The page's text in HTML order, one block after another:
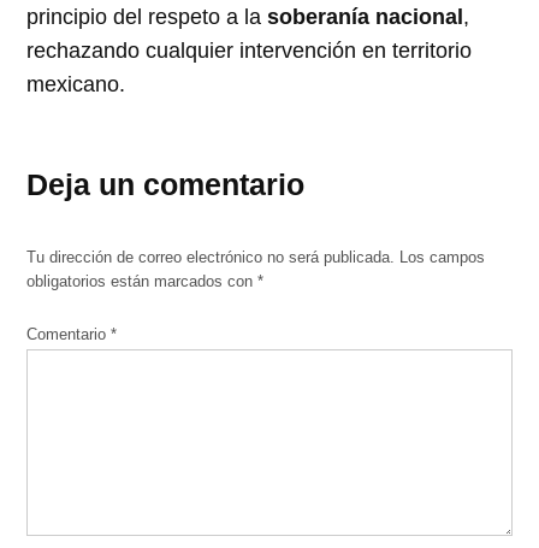
principio del respeto a lasoberanía nacional,
rechazando cualquier intervención en territorio
mexicano.
Deja un comentario
Tu dirección de correo electrónico no será publicada. Los campos
obligatorios están marcados con*
Comentario*